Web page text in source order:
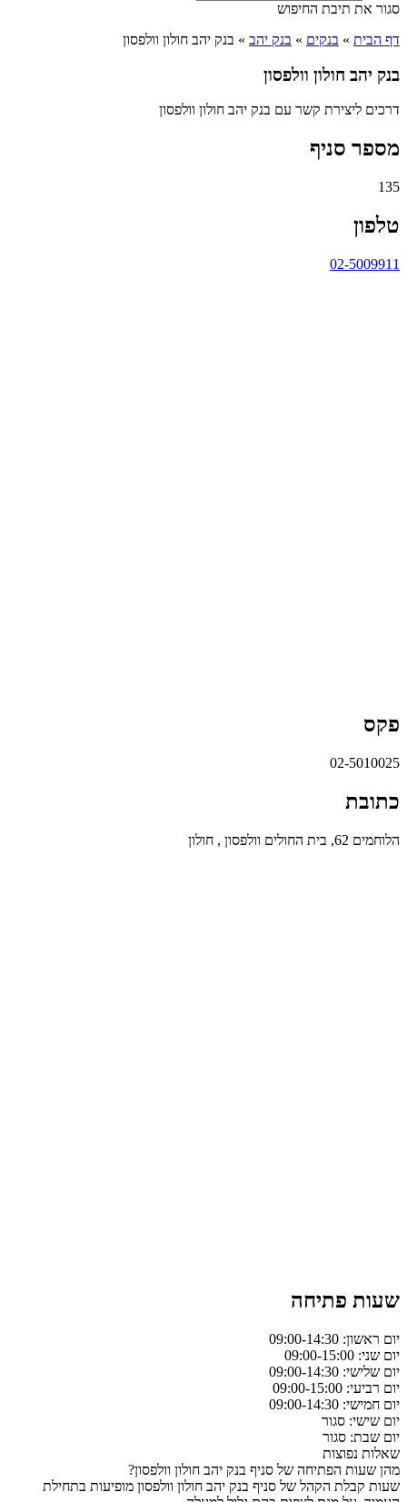
סגור את תיבת החיפוש
דף הבית » בנקים » בנק יהב » בנק יהב חולון וולפסון
בנק יהב חולון וולפסון
דרכים ליצירת קשר עם בנק יהב חולון וולפסון
מספר סניף
135
טלפון
02-5009911
פקס
02-5010025
כתובת
הלוחמים 62, בית החולים וולפסון , חולון
שעות פתיחה
יום ראשון: 09:00-14:30
יום שני: 09:00-15:00
יום שלישי: 09:00-14:30
יום רביעי: 09:00-15:00
יום חמישי: 09:00-14:30
יום שישי: סגור
יום שבת: סגור
שאלות נפוצות
מהן שעות הפתיחה של סניף בנק יהב חולון וולפסון?
שעות קבלת הקהל של סניף בנק יהב חולון וולפסון מופיעות בתחילת